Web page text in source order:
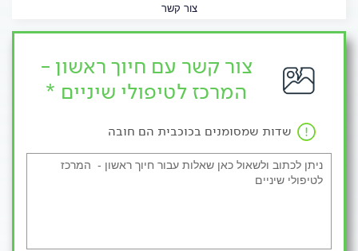
צור קשר
צור קשר עם חיוך ראשון -
המרכז לטיפולי שיניים *
שדות שמסומנים בכוכבית הם חובה